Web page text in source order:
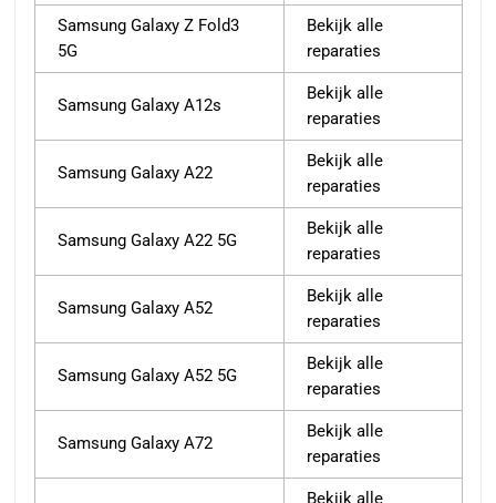
Samsung Galaxy Z Fold3
5G
Bekijk alle
reparaties
Samsung Galaxy A12s
Bekijk alle
reparaties
Samsung Galaxy A22
Bekijk alle
reparaties
Samsung Galaxy A22 5G
Bekijk alle
reparaties
Samsung Galaxy A52
Bekijk alle
reparaties
Samsung Galaxy A52 5G
Bekijk alle
reparaties
Samsung Galaxy A72
Bekijk alle
reparaties
Bekijk alle